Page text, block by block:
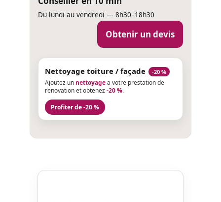
Du lundi au vendredi — 8h30–18h30
Obtenir un devis
Nettoyage toiture / façade -20 %
Ajoutez un nettoyagea votre prestation de
renovation et obtenez-20 %.
Profiter de -20 %